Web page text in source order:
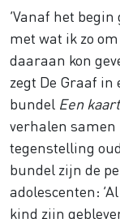
‘Vanaf het
met wat ik zo
daaraan kon
zegt De Graaf in
bundel Een
verhalen samen
tegenstelling
bundel zijn de
adolescenten:
kind zijn